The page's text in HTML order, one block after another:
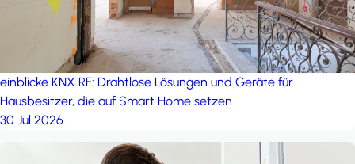
einblicke KNX RF: Drahtlose Lösungen und Geräte für
Hausbesitzer, die auf Smart Home setzen
30 Jul 2026